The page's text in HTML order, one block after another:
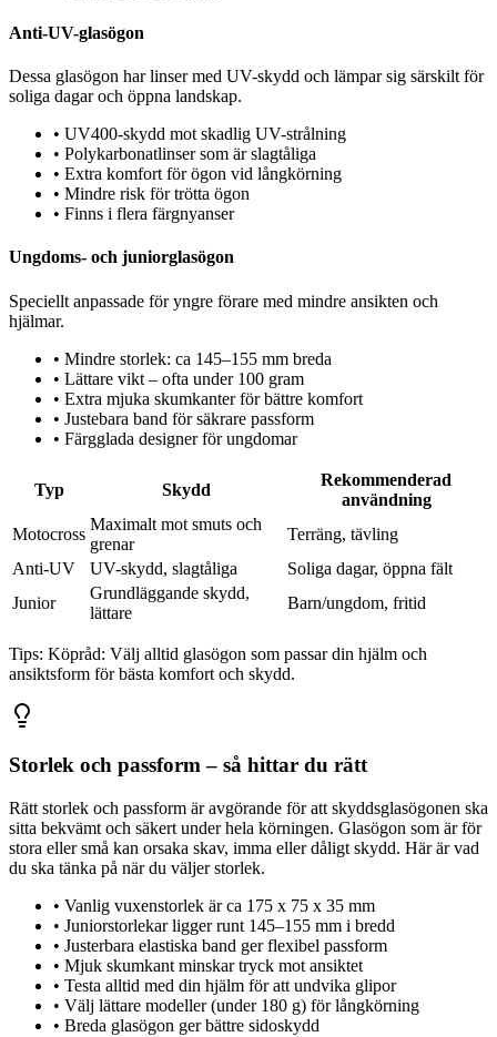
Anti-UV-glasögon
Dessa glasögon har linser med UV-skydd och lämpar sig särskilt för
soliga dagar och öppna landskap.
• UV400-skydd mot skadlig UV-strålning
• Polykarbonatlinser som är slagtåliga
• Extra komfort för ögon vid långkörning
• Mindre risk för trötta ögon
• Finns i flera färgnyanser
Ungdoms- och juniorglasögon
Speciellt anpassade för yngre förare med mindre ansikten och
hjälmar.
• Mindre storlek: ca 145–155 mm breda
• Lättare vikt – ofta under 100 gram
• Extra mjuka skumkanter för bättre komfort
• Justebara band för säkrare passform
• Färgglada designer för ungdomar
Typ Skydd
Rekommenderad
användning
Motocross
Maximalt mot smuts och
grenar
Terräng, tävling
Anti-UV
UV-skydd, slagtåliga
Soliga dagar, öppna fält
Junior
Grundläggande skydd,
lättare
Barn/ungdom, fritid
Tips: Köpråd: Välj alltid glasögon som passar din hjälm och
ansiktsform för bästa komfort och skydd.
Storlek och passform – så hittar du rätt
Rätt storlek och passform är avgörande för att skyddsglasögonen ska
sitta bekvämt och säkert under hela körningen. Glasögon som är för
stora eller små kan orsaka skav, imma eller dåligt skydd. Här är vad
du ska tänka på när du väljer storlek.
• Vanlig vuxenstorlek är ca 175 x 75 x 35 mm
• Juniorstorlekar ligger runt 145–155 mm i bredd
• Justerbara elastiska band ger flexibel passform
• Mjuk skumkant minskar tryck mot ansiktet
• Testa alltid med din hjälm för att undvika glipor
• Välj lättare modeller (under 180 g) för långkörning
• Breda glasögon ger bättre sidoskydd